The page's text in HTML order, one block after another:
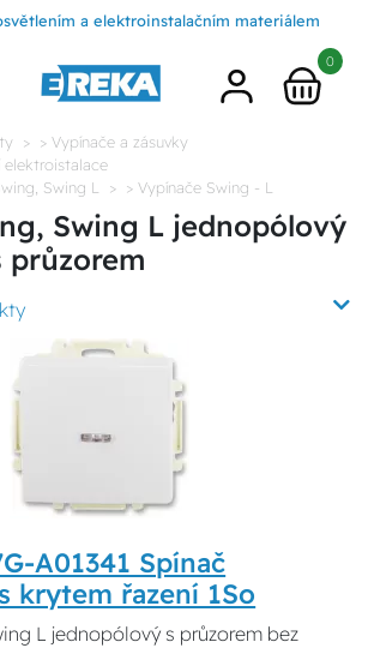
a elektroinstalačním materiálem
0
> Vypínače a zásuvky
elektroistalace
Swing L
> Vypínače Swing - L
Swing L jednopólový
průzorem
A01341 Spínač
krytem řazení 1So
L jednopólový s průzorem bez